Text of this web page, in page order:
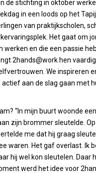
de stichting in oktober
in een loods op het
van praktijkscholen,
Het gaat om
werken en die een passie
2hands@work hen
We inspireren
aan de slag gaan met
“In mijn buurt woonde
zijn brommer sleutelde.
me dat hij graag
waren. Het gaf overlast. Ik
hij wel kon sleutelen. Daar
werd het idee voor